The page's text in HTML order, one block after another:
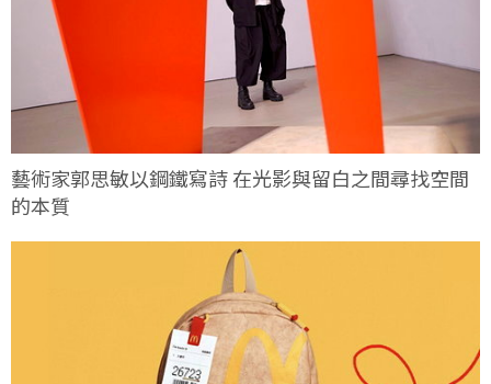
藝術家郭思敏以鋼鐵寫詩 在光影與留白之間尋找空間
的本質